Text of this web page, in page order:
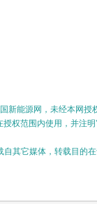
能源网，未经本网授
权范围内使用，并注
其它媒体，转载目的